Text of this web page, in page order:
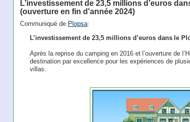
L’investissement de 23,5 millions d’euros
(ouverture en fin d'année 2024)
Communiqué de Plopsa:
L’investissement de 23,5 millions d’euros dans le
Après la reprise du camping en 2016 et l’ouverture de
destination par excellence pour les expériences de
villas.